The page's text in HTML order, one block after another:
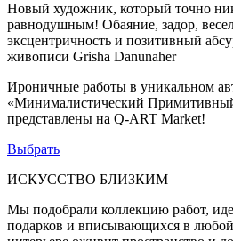
Новый художник, который точно
равнодушным! Обаяние, задор,
эксцентричность и позитивный
живописи Grisha Danunaher
Ироничные работы в уникальном
«Минималистический
представлены на Q-ART Market!
Выбрать
ИСКУССТВО БЛИЗКИМ
Мы подобрали коллекцию работ,
подарков и вписывающихся в любой